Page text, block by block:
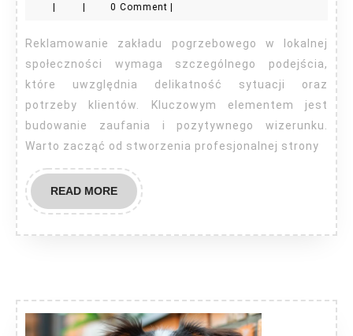
zakład
pogrzebowy?
| | 0 Comment |
Reklamowanie zakładu pogrzebowego w lokalnej
społeczności wymaga szczególnego podejścia,
które uwzględnia delikatność sytuacji oraz
potrzeby klientów. Kluczowym elementem jest
budowanie zaufania i pozytywnego wizerunku.
Warto zacząć od stworzenia profesjonalnej strony
READ MOREREAD
MORE